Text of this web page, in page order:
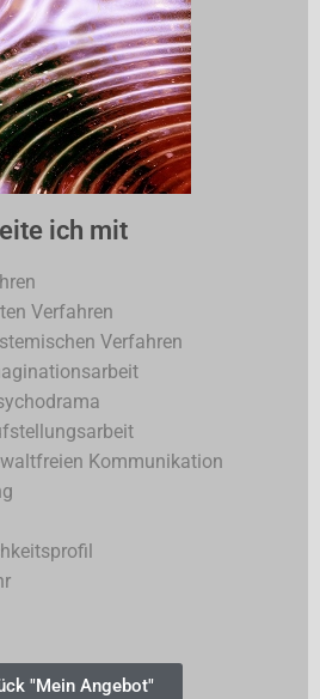
ich mit
Verfahren
Verfahren
Kommunikation
"Mein Angebot"